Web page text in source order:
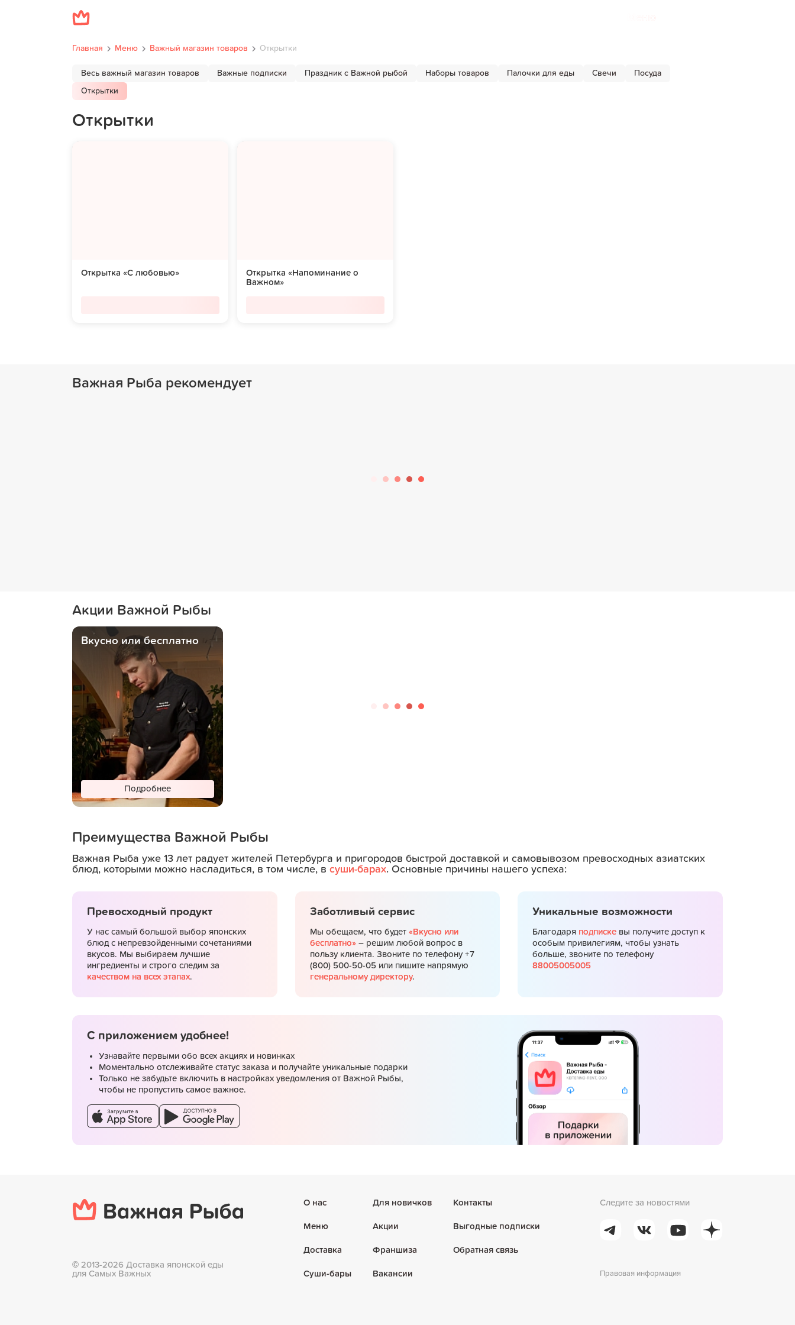
Главная Меню Важный магазин товаров Открытки
Весь важный магазин товаров Важные подписки Праздник с Важной рыбой Наборы товаров Палочки для еды Свечи Посуда
Открытки
Открытки
Открытка «С любовью»
Открытка «Напоминание о
Важном»
Важная Рыба рекомендует
Акции Важной Рыбы
Вкусно или бесплатно
Подробнее
В поддержку важных
лап
Самовывоз со скидкой
Преимущества Важной Рыбы
Важная Рыба уже 13 лет радует жителей Петербурга и пригородов быстрой доставкой и самовывозом превосходных азиатских
блюд, которыми можно насладиться, в том числе, в суши-барах. Основные причины нашего успеха:
Превосходный продукт
У нас самый большой выбор японских
блюд с непревзойденными сочетаниями
вкусов. Мы выбираем лучшие
ингредиенты и строго следим за
качеством на всех этапах.
Заботливый сервис
Мы обещаем, что будет «Вкусно или
бесплатно»– решим любой вопрос в
пользу клиента. Звоните по телефону +7
(800) 500-50-05 или пишите напрямую
генеральному директору.
Уникальные возможности
Благодаря подписке вы получите доступ к
особым привилегиям, чтобы узнать
больше, звоните по телефону
88005005005
С приложением удобнее!
Узнавайте первыми обо всех акциях и новинках
Моментально отслеживайте статус заказа и получайте уникальные подарки
Только не забудьте включить в настройках уведомления от Важной Рыбы,
чтобы не пропустить самое важное.
© 2013-2026 Доставка японской еды
для Самых Важных
О нас
Меню
Доставка
Суши-бары
Для новичков
Акции
Франшиза
Вакансии
Контакты
Выгодные подписки
Обратная связь
Следите за новостями
Правовая информация